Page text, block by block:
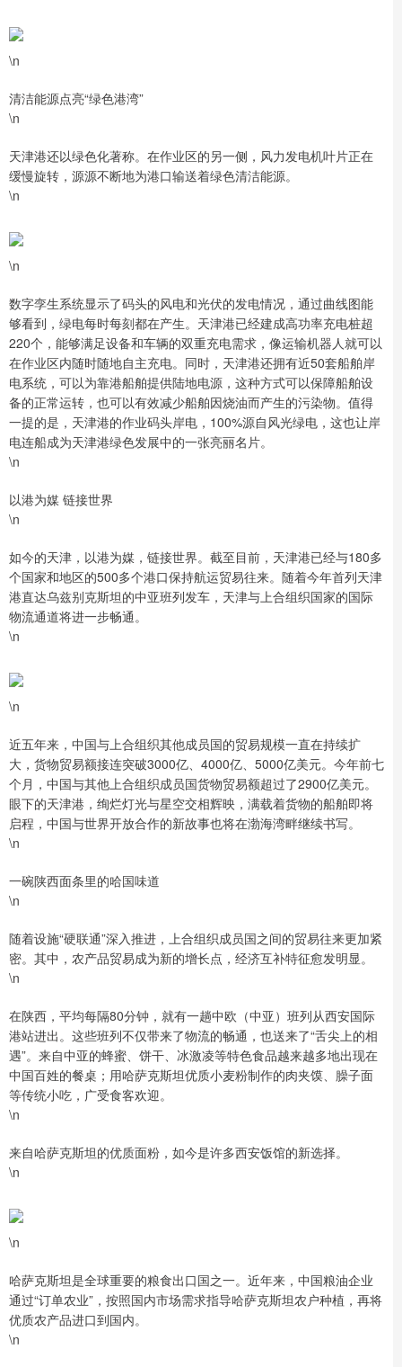
\n
清洁能源点亮“绿色港湾”
\n
天津港还以绿色化著称。在作业区的另一侧，风力发电机叶片正在
缓慢旋转，源源不断地为港口输送着绿色清洁能源。
\n
\n
数字孪生系统显示了码头的风电和光伏的发电情况，通过曲线图能
够看到，绿电每时每刻都在产生。天津港已经建成高功率充电桩超
220个，能够满足设备和车辆的双重充电需求，像运输机器人就可以
在作业区内随时随地自主充电。同时，天津港还拥有近50套船舶岸
电系统，可以为靠港船舶提供陆地电源，这种方式可以保障船舶设
备的正常运转，也可以有效减少船舶因烧油而产生的污染物。值得
一提的是，天津港的作业码头岸电，100%源自风光绿电，这也让岸
电连船成为天津港绿色发展中的一张亮丽名片。
\n
以港为媒 链接世界
\n
如今的天津，以港为媒，链接世界。截至目前，天津港已经与180多
个国家和地区的500多个港口保持航运贸易往来。随着今年首列天津
港直达乌兹别克斯坦的中亚班列发车，天津与上合组织国家的国际
物流通道将进一步畅通。
\n
\n
近五年来，中国与上合组织其他成员国的贸易规模一直在持续扩
大，货物贸易额接连突破3000亿、4000亿、5000亿美元。今年前七
个月，中国与其他上合组织成员国货物贸易额超过了2900亿美元。
眼下的天津港，绚烂灯光与星空交相辉映，满载着货物的船舶即将
启程，中国与世界开放合作的新故事也将在渤海湾畔继续书写。
\n
一碗陕西面条里的哈国味道
\n
随着设施“硬联通”深入推进，上合组织成员国之间的贸易往来更加紧
密。其中，农产品贸易成为新的增长点，经济互补特征愈发明显。
\n
在陕西，平均每隔80分钟，就有一趟中欧（中亚）班列从西安国际
港站进出。这些班列不仅带来了物流的畅通，也送来了“舌尖上的相
遇”。来自中亚的蜂蜜、饼干、冰激凌等特色食品越来越多地出现在
中国百姓的餐桌；用哈萨克斯坦优质小麦粉制作的肉夹馍、臊子面
等传统小吃，广受食客欢迎。
\n
来自哈萨克斯坦的优质面粉，如今是许多西安饭馆的新选择。
\n
\n
哈萨克斯坦是全球重要的粮食出口国之一。近年来，中国粮油企业
通过“订单农业”，按照国内市场需求指导哈萨克斯坦农户种植，再将
优质农产品进口到国内。
\n